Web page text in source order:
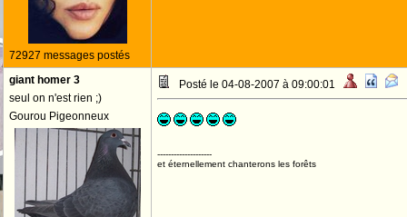
72927 messages postés
giant homer 3
seul on n'est rien ;)
Gourou Pigeonneux
Posté le 04-08-2007 à 09:00:01
--------------------
et éternellement chanterons les forêts